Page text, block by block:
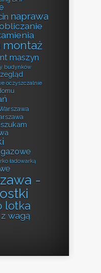
naprawa
montaż
maszyn
budynków
oczyszczalnie
szukam
gazowe
ładowarką
-
lotka
wagą